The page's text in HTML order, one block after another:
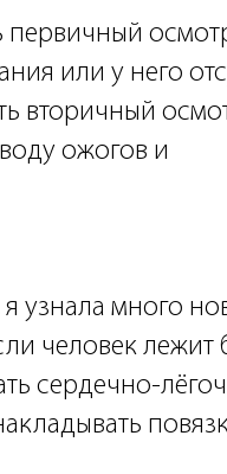
первичный
или у него
вторичный
ожогов и
узнала много
человек лежит
сердечно-